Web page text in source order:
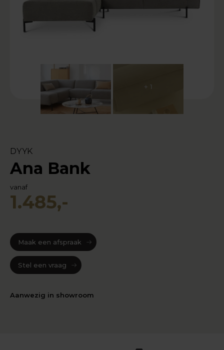
+ 1
DYYK
Ana Bank
vanaf
1.485,-
Maak een afspraak
Stel een vraag
Aanwezig in showroom